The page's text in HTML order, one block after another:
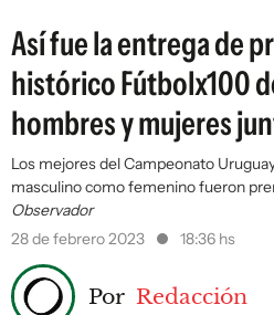
Así fue la entrega de
histórico Fútbolx100
hombres y mujeres
Los mejores del Campeonato
masculino como femenino fueron
Observador
28 de febrero 2023
18:36 hs
Por Redacción